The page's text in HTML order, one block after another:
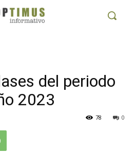
del periodo
2023
0
78